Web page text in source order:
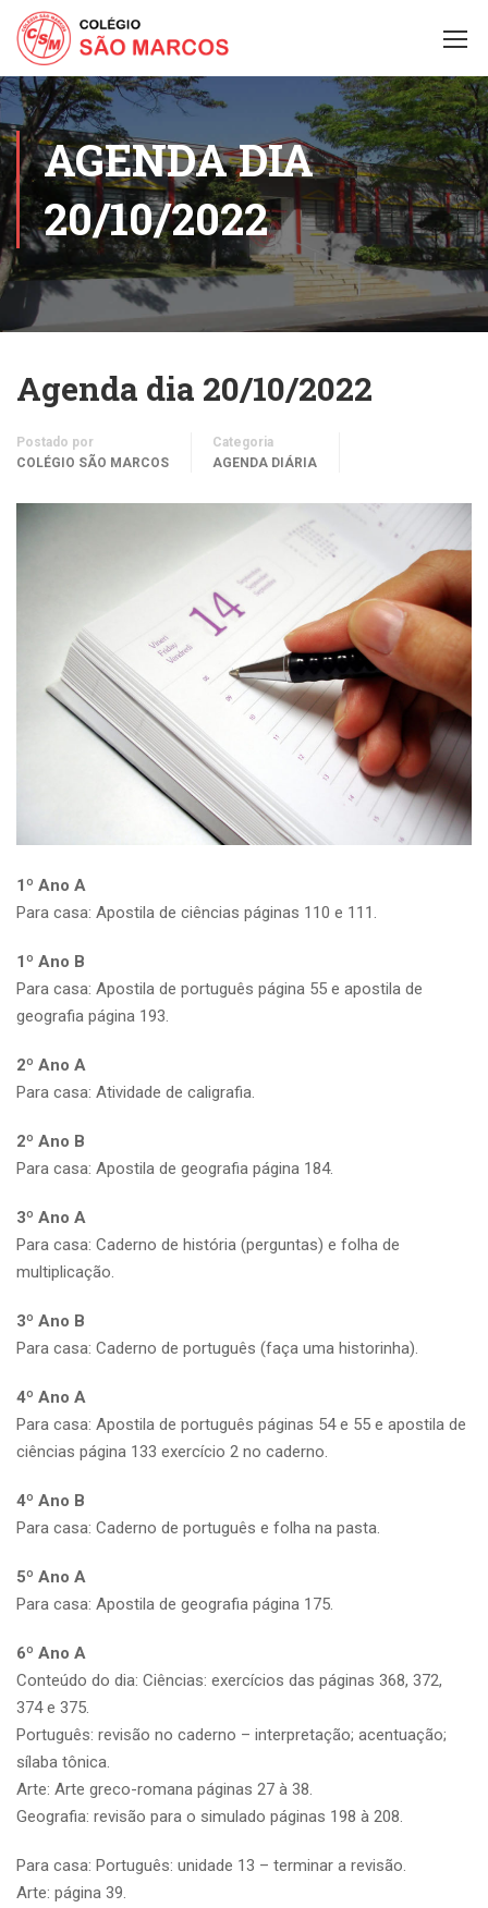
AGENDA DIA
20/10/2022
Agenda dia 20/10/2022
Postado por
COLÉGIO SÃO MARCOS
Categoria
AGENDA DIÁRIA
1º Ano A
Para casa: Apostila de ciências páginas 110 e 111.
1º Ano B
Para casa: Apostila de português página 55 e apostila de
geografia página 193.
2º Ano A
Para casa: Atividade de caligrafia.
2º Ano B
Para casa: Apostila de geografia página 184.
3º Ano A
Para casa: Caderno de história (perguntas) e folha de
multiplicação.
3º Ano B
Para casa: Caderno de português (faça uma historinha).
4º Ano A
Para casa: Apostila de português páginas 54 e 55 e apostila de
ciências página 133 exercício 2 no caderno.
4º Ano B
Para casa: Caderno de português e folha na pasta.
5º Ano A
Para casa: Apostila de geografia página 175.
6º Ano A
Conteúdo do dia: Ciências: exercícios das páginas 368, 372,
374 e 375.
Português: revisão no caderno – interpretação; acentuação;
sílaba tônica.
Arte: Arte greco-romana páginas 27 à 38.
Geografia: revisão para o simulado páginas 198 à 208.
Para casa: Português: unidade 13 – terminar a revisão.
Arte: página 39.